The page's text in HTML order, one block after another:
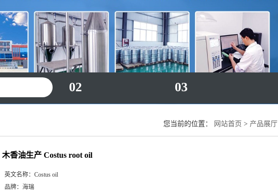
02 03
您当前的位置： 网站首页 > 产品展厅
木香油生产 Costus root oil
英文名称： Costus oil
品牌： 海瑞